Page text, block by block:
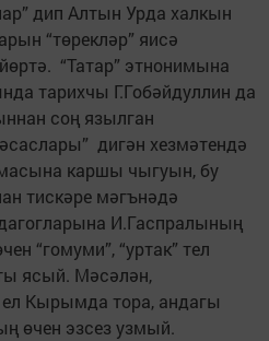
дип Алтын Урда халкын
“төрекләр” яисә
“Татар” этнонимына
тарихчы Г.Гобәйдуллин да
соң язылган
дигән хезмәтендә
каршы чыгуын, бу
тискәре мәгънәдә
И.Гаспралының
“гомуми”, “уртак” тел
ясый. Мәсәлән,
Кырымда тора, андагы
өчен эзсез узмый.